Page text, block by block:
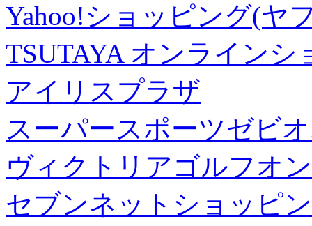
Yahoo!ショッピング(ヤ
TSUTAYA オンラインシ
アイリスプラザ
スーパースポーツゼビ
ヴィクトリアゴルフオ
セブンネットショッピ